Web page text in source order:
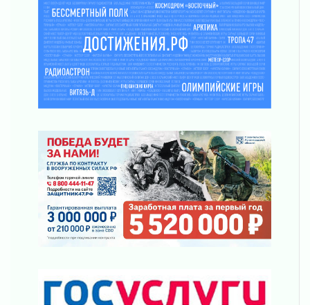
Музеи Ленобласти обновляют пространства
03 августа 2026
Новая площадка: 2027
03 августа 2026
Часть медиков в Ленобласти сможет
рассчитывать на доплату от региона
03 августа 2026
ликвидировали 10 пожаров
03 августа 2026
Клюква наливается, но в корзинку пока не
просится
03 августа 2026
Строительные компании Ленобласти
подняли зарплаты почти на 40% за год
Ленинградской области
03 августа 2026